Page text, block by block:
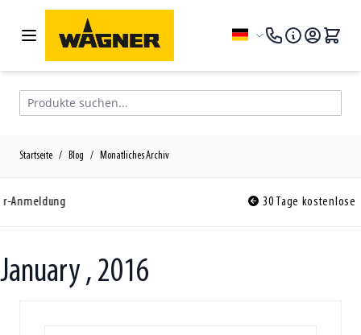
Zum Inhalt springen
Sprache
Produkte suchen...
Startseite / Blog / Monatliches Archiv
30 Tage kostenlose Rückgabe
January , 2016